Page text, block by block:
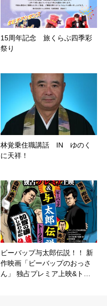
15周年記念 旅くらぶ四季彩
祭り
林覚乗住職講話 IN ゆのく
に天祥！
ビーバップ与太郎伝説！！ 新
作映画「ビーバップのおっさ
ん」 独占プレミア上映&ト…